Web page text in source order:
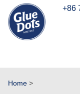
+86
Home >